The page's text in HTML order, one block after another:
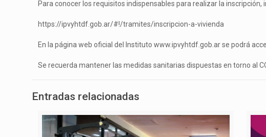
Para conocer los requisitos indispensables para realizar la inscripción,
https://ipvyhtdf.gob.ar/#!/tramites/inscripcion-a-vivienda
En la página web oficial del Instituto www.ipvyhtdf.gob.ar se podrá
Se recuerda mantener las medidas sanitarias dispuestas en torno al
Entradas relacionadas